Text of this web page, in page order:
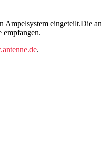
eingeteilt.Die
empfangen.
.